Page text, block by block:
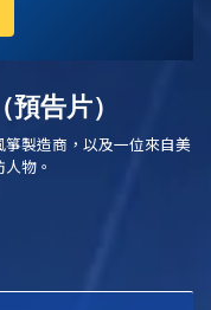
告片）
製造商，以及一位來自美
物。